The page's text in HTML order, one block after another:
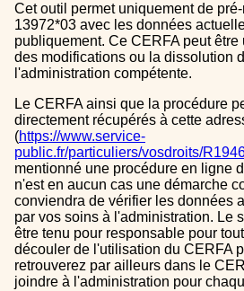
Cet outil permet uniquement de pré-remplir le CERFA
13972*03 avec les données
publiquement. Ce CERFA peut
des modifications ou la dissolution
l'administration compétente.
Le CERFA ainsi que la procédure peuvent être
directement récupérés à cette
(https://www.service-
public.fr/particuliers/vosdroits/
mentionné une procédure en ligne
n'est en aucun cas une démarche
conviendra de vérifier les données
par vos soins à l'administration. Le
être tenu pour responsable pour
découler de l'utilisation du CERFA
retrouverez par ailleurs dans le
joindre à l'administration pour